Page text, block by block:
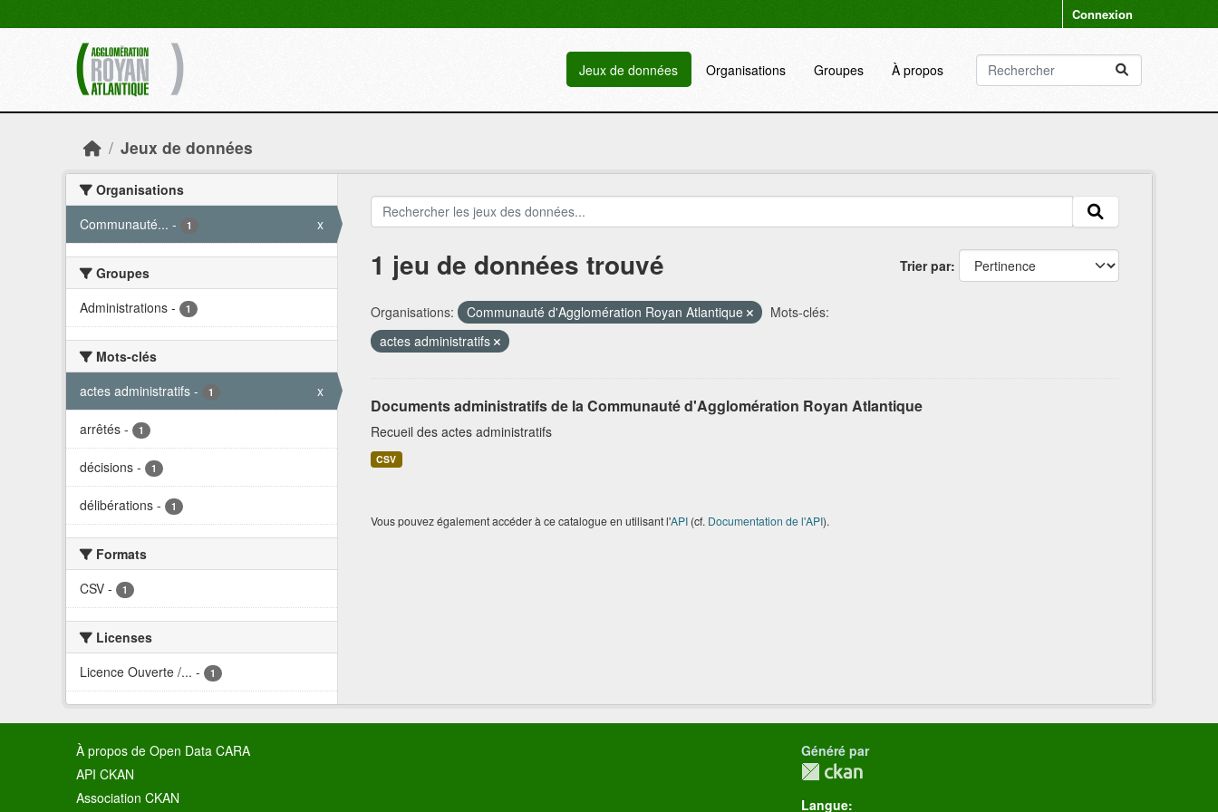
Connexion
Jeux de données Organisations Groupes À propos
Jeux de données
Organisations
Communauté... - 1 x
Groupes
Administrations - 1
Mots-clés
actes administratifs - 1 x
arrêtés - 1
décisions - 1
délibérations - 1
Formats
CSV - 1
Licenses
Licence Ouverte /... - 1
Trier par
1 jeu de données trouvé
Organisations: Communauté d'Agglomération Royan Atlantique
Mots-clés:
actes administratifs
Documents administratifs de la Communauté d'Agglomération Royan Atlantique
Recueil des actes administratifs
CSV
Vous pouvez également accéder à ce catalogue en utilisant l'API(cf. Documentation de l'API).
À propos de Open Data CARA
API CKAN
Association CKAN
Généré par
Langue